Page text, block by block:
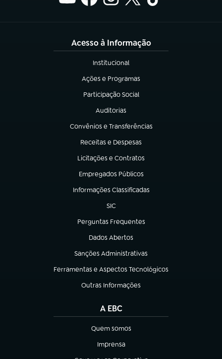
Acesso à Informação
Institucional
(abre em nova aba)
Ações e Programas
(abre em nova aba)
Participação Social
(abre em nova aba)
Auditorias
(abre em nova aba)
Convênios e Transferências
(abre em nova aba)
Receitas e Despesas
(abre em nova aba)
Licitações e Contratos
(abre em nova aba)
Empregados Públicos
(abre em nova aba)
Informações Classificadas
(abre em nova aba)
SIC
(abre em nova aba)
Perguntas Frequentes
(abre em nova aba)
Dados Abertos
(abre em nova aba)
Sanções Administrativas
(abre em nova aba)
Ferramentas e Aspectos Tecnológicos
(abre em nova aba)
Outras Informações
(abre em nova aba)
A EBC
Quem somos
(abre em nova aba)
Imprensa
(abre em nova aba)